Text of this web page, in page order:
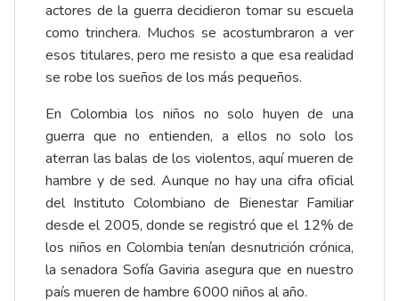
actores de la guerra decidieron tomar su escuela
como trinchera. Muchos se acostumbraron a ver
esos titulares, pero me resisto a que esa realidad
se robe los sueños de los más pequeños.
En Colombia los niños no solo huyen de una
guerra que no entienden, a ellos no solo los
aterran las balas de los violentos, aquí mueren de
hambre y de sed. Aunque no hay una cifra oficial
del Instituto Colombiano de Bienestar Familiar
desde el 2005, donde se registró que el 12% de
los niños en Colombia tenían desnutrición crónica,
la senadora Sofía Gaviria asegura que en nuestro
país mueren de hambre 6000 niños al año.